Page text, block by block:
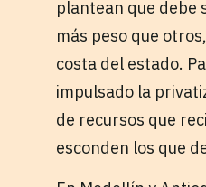
plantean que debe
más peso que
costa del estado.
impulsado la
de recursos que
esconden los que